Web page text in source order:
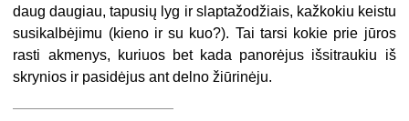
daug daugiau, tapusių lyg ir slaptažodžiais, kažkokiu keistu
susikalbėjimu (kieno ir su kuo?). Tai tarsi kokie prie jūros
rasti akmenys, kuriuos bet kada panorėjus išsitraukiu iš
skrynios ir pasidėjus ant delno žiūrinėju.
———————————